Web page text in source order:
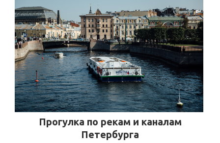
Прогулка по рекам и каналам
Петербурга